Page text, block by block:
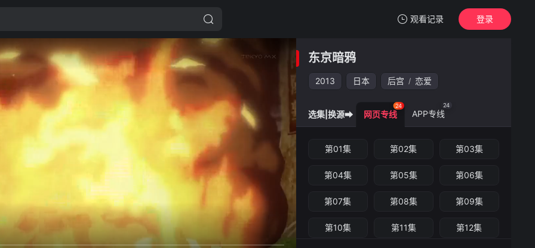
观看记录
我的观影记录
第15集
东京暗鸦
登录
东京暗鸦
2013 日本 后宫 / 恋爱
东京暗鸦 -第15集
选集|换源➡ 网页专线
24
APP专线
24
第01集 第02集 第03集
第04集 第05集 第06集
第07集 第08集 第09集
第10集 第11集 第12集